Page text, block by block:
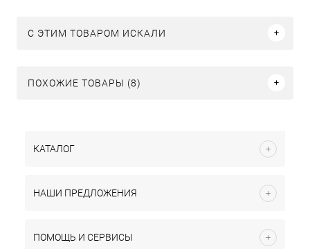
C ЭТИМ ТОВАРОМ ИСКАЛИ
ПОХОЖИЕ ТОВАРЫ (8)
КАТАЛОГ
НАШИ ПРЕДЛОЖЕНИЯ
ПОМОЩЬ И СЕРВИСЫ